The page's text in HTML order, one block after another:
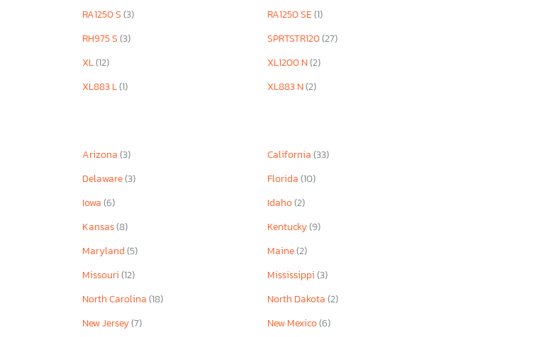
RA1250 S(3) RA1250 SE(1)
RH975 S(3) SPRTSTR120(27)
XL(12) XL1200 N(2)
XL883 L(1) XL883 N(2)
Arizona(3) California(33)
Delaware(3) Florida(10)
Iowa(6) Idaho(2)
Kansas(8) Kentucky(9)
Maryland(5) Maine(2)
Missouri(12) Mississippi(3)
North Carolina(18) North Dakota(2)
New Jersey(7) New Mexico(6)